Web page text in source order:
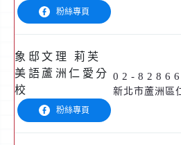
粉絲專頁
象邸文理 莉芙
美語蘆洲仁愛分
校
粉絲專頁
02-
新北市蘆洲區